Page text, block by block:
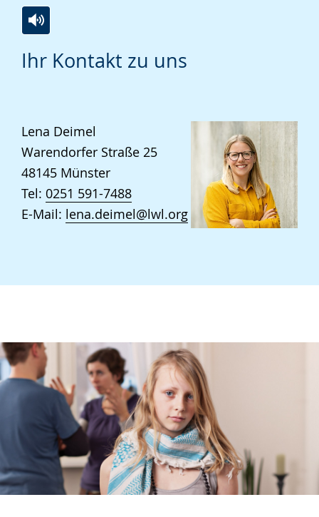
Ihr Kontakt zu uns
Leichten
Audio-
Video
Gebärdensprache
wird
angezeigt.
Lena Deimel
Warendorfer Straße 25
48145 Münster
Tel: 0251 591-7488
E-Mail: lena.deimel@lwl.org